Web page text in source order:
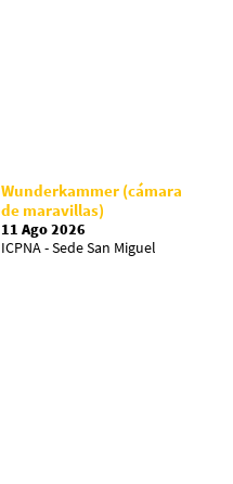
Wunderkammer (cámara
de maravillas)
11 Ago 2026
ICPNA - Sede San Miguel